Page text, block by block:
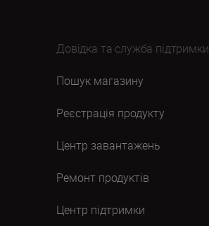
Довідка та служба підтримки
Пошук магазину
Реєстрація продукту
Центр завантажень
Ремонт продуктів
Центр підтримки